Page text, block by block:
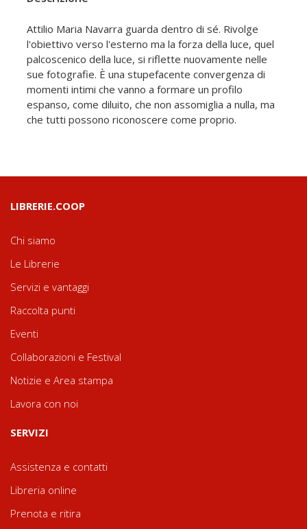
Attilio Maria Navarra guarda dentro di sé. Rivolge
l'obiettivo verso l'esterno ma la forza della luce, quel
palcoscenico della luce, si riflette nuovamente nelle
sue fotografie. È una stupefacente convergenza di
momenti intimi che vanno a formare un profilo
espanso, come diluito, che non assomiglia a nulla, ma
che tutti possono riconoscere come proprio.
LIBRERIE.COOP
Chi siamo
Le Librerie
Servizi e vantaggi
Raccolta punti
Eventi
Collaborazioni e Festival
Notizie e Area stampa
Lavora con noi
SERVIZI
Assistenza e contatti
Libreria online
Prenota e ritira